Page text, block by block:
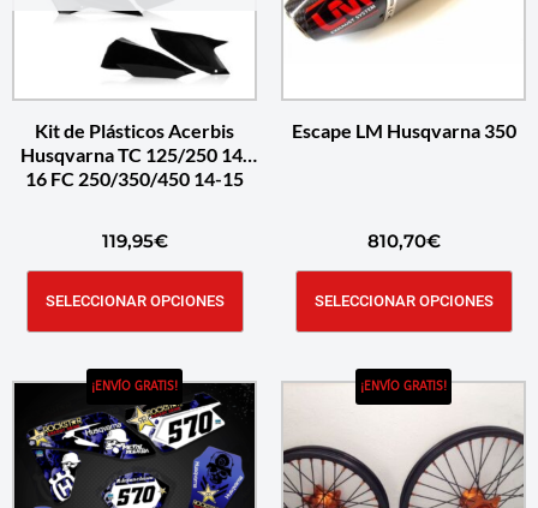
Kit de Plásticos Acerbis
Husqvarna TC 125/250 14-
16 FC 250/350/450 14-15
119,95€
SELECCIONAR OPCIONES
Escape LM Husqvarna 350
810,70€
SELECCIONAR OPCIONES
¡ENVÍO GRATIS! ¡ENVÍO GRATIS!